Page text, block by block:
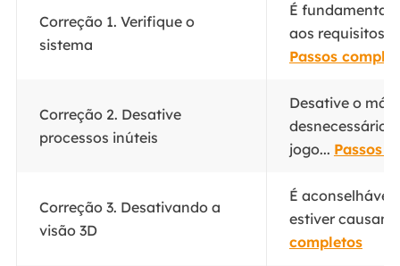
Correção 1. Verifique o
sistema
É fundamental
aos requisitos
Passos
Correção 2. Desative
processos inúteis
Desative o
jogo... Passos
Correção 3. Desativando a
visão 3D
É aconselhável
estiver
completos